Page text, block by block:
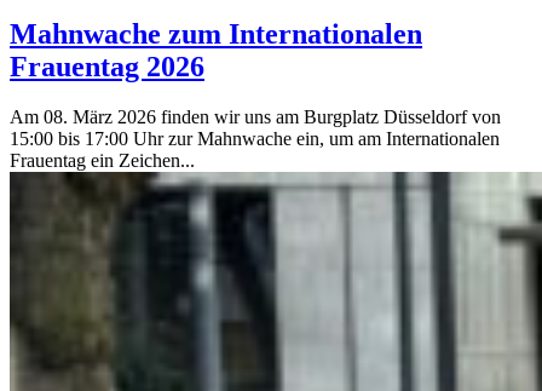
Mahnwache zum Internationalen
Frauentag 2026
Am 08. März 2026 finden wir uns am Burgplatz Düsseldorf von
15:00 bis 17:00 Uhr zur Mahnwache ein, um am Internationalen
Frauentag ein Zeichen...